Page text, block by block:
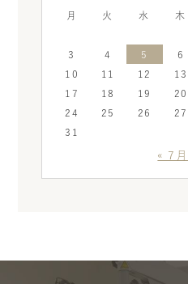
月 火 水 木
3
4 5 6
10
11 12 13
17
18 19 20
24
25 26 27
31
« 7月